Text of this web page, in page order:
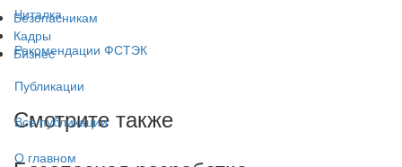
Читалка
Рекомендации ФСТЭК
Публикации
Все публикации
О главном
Безопасникам
Кадры
Бизнес
Смотрите также